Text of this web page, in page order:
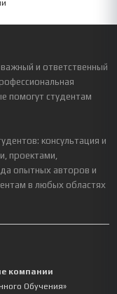
и ответственный
помогут студентам
консультация и
проектами,
опытных авторов и
в любых областях
компании
Обучения»